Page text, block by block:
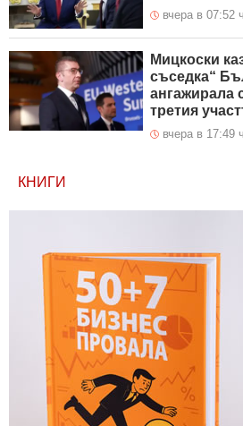
вчера в 07:52
Мицкоски
съседка“
ангажирала
третия
вчера в 17:49 ч.
КНИГИ